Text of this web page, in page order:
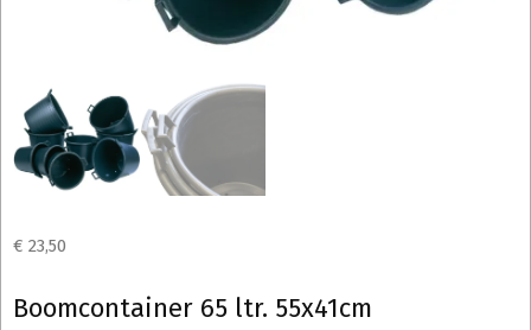
€ 23,50
Boomcontainer 65 ltr. 55x41cm